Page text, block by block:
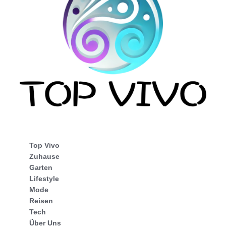
Top Vivo
Zuhause
Garten
Lifestyle
Mode
Reisen
Tech
Über Uns